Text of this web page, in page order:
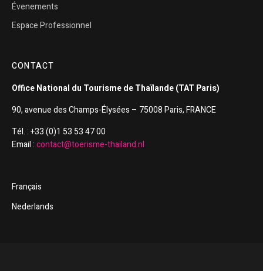
Évenements
Espace Professionnel
CONTACT
Office National du Tourisme de Thaïlande (TAT Paris)
90, avenue des Champs-Élysées – 75008 Paris, FRANCE
Tél. : +33 (0)1 53 53 47 00
Email :contact@toerisme-thailand.nl
Français
Nederlands